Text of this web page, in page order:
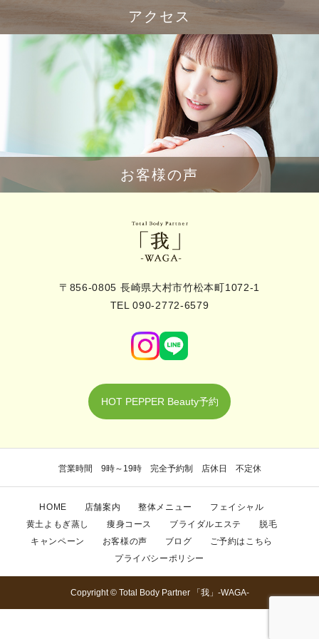
アクセス
お客様の声
〒856-0805 長崎県大村市竹松本町1072-1
TEL 090-2772-6579
HOT PEPPER Beauty予約
営業時間 9時～19時 完全予約制 店休日 不定休
HOME 店舗案内 整体メニュー
フェイシャル
黄土よもぎ蒸し
痩身コース ブライダルエステ
脱毛
キャンペーン
お客様の声 ブログ
ご予約はこちら
プライバシーポリシー
Copyright © Total Body Partner 「我」-WAGA-